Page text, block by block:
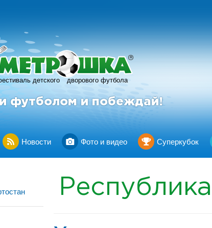
детского дворового футбола
R
футболом и побеждай!
Новости Фото и видео Суперкубок